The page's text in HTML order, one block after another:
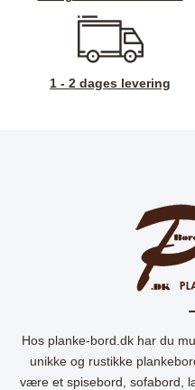
1 - 2 dages levering
Hos planke-bord.dk har du
unikke og rustikke
være et spisebord, sofabord,